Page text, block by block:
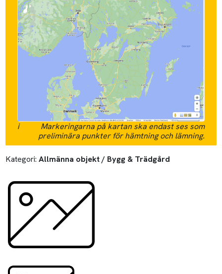
i
Markeringarna på kartan ska endast ses som
preliminära punkter för hämtning och lämning.
Kategori: Allmänna objekt / Bygg & Trädgård